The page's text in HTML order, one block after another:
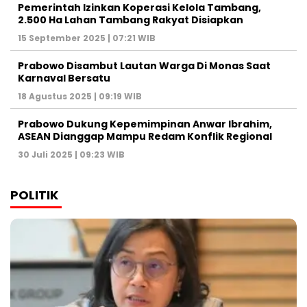
Pemerintah Izinkan Koperasi Kelola Tambang,
2.500 Ha Lahan Tambang Rakyat Disiapkan
15 September 2025 | 07:21 WIB
Prabowo Disambut Lautan Warga Di Monas Saat
Karnaval Bersatu
18 Agustus 2025 | 09:19 WIB
Prabowo Dukung Kepemimpinan Anwar Ibrahim,
ASEAN Dianggap Mampu Redam Konflik Regional
30 Juli 2025 | 09:23 WIB
POLITIK